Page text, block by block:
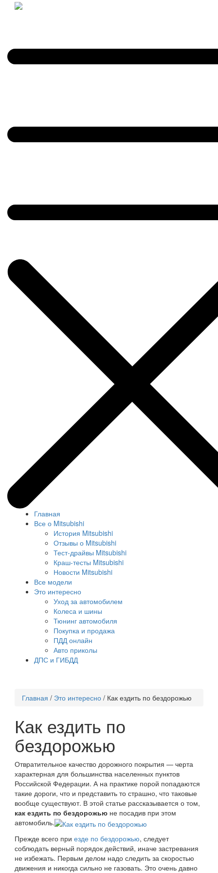
Главная
Все о Mitsubishi
История Mitsubishi
Отзывы о Mitsubishi
Тест-драйвы Mitsubishi
Краш-тесты Mitsubishi
Новости Mitsubishi
Все модели
Это интересно
Уход за автомобилем
Колеса и шины
Тюнинг автомобиля
Покупка и продажа
ПДД онлайн
Авто приколы
ДПС и ГИБДД
Главная / Это интересно / Как ездить по бездорожью
Как ездить по
бездорожью
Отвратительное качество дорожного покрытия — черта
характерная для большинства населенных пунктов
Российской Федерации. А на практике порой попадаются
такие дороги, что и представить то страшно, что таковые
вообще существуют. В этой статье рассказывается о том,
как ездить по бездорожью не посадив при этом
автомобиль.
Прежде всего при езде по бездорожью, следует
соблюдать верный порядок действий, иначе застревания
не избежать. Первым делом надо следить за скоростью
движения и никогда сильно не газовать. Это очень давно